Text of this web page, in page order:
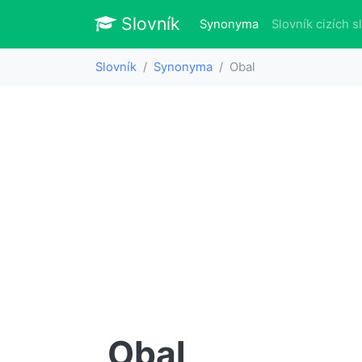
Slovník Slovník
Synonyma(aktuálně)
Slovník cizích
Slovník Synonyma Obal
Obal